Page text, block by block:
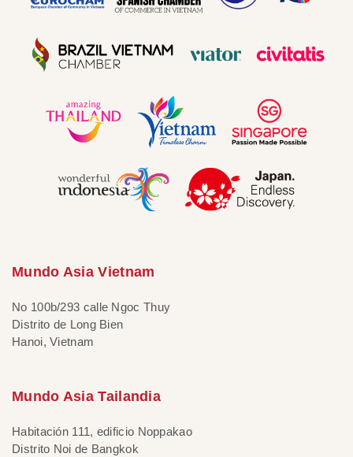
Mundo Asia Vietnam
No 100b/293 calle Ngoc Thuy
Distrito de Long Bien
Hanoi, Vietnam
Mundo Asia Tailandia
Habitación 111, edificio Noppakao
Distrito Noi de Bangkok